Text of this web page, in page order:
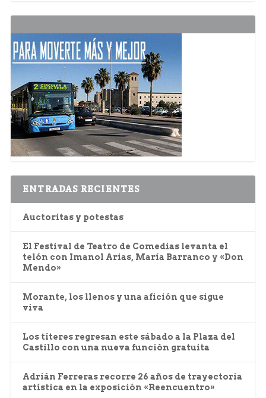
ENTRADAS RECIENTES
Auctoritas y potestas
El Festival de Teatro de Comedias levanta el
telón con Imanol Arias, María Barranco y «Don
Mendo»
Morante, los llenos y una afición que sigue
viva
Los títeres regresan este sábado a la Plaza del
Castillo con una nueva función gratuita
Adrián Ferreras recorre 26 años de trayectoria
artística en la exposición «Reencuentro»